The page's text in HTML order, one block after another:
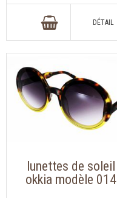
lunettes de soleil
okkia modèle 014